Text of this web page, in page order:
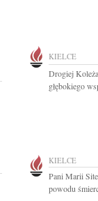
KIELCE
Drogiej
głębokiego
KIELCE
Pani Marii
powodu